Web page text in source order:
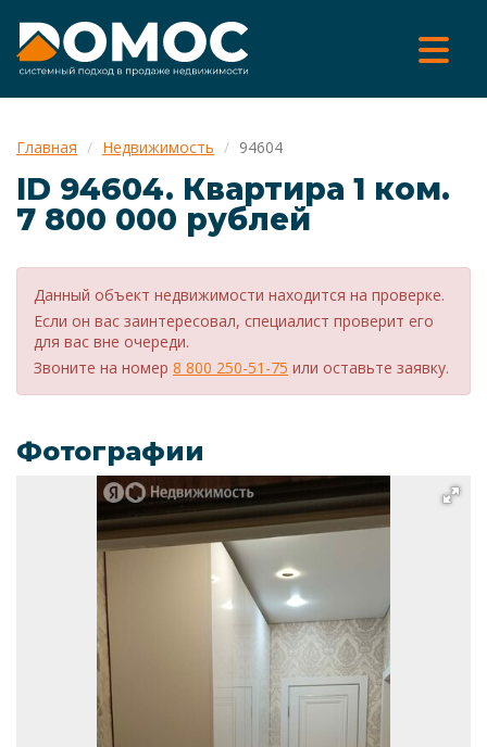
Главная Недвижимость 94604
ID 94604. Квартира 1 ком.
7 800 000 рублей
Данный объект недвижимости находится на проверке.
Если он вас заинтересовал, специалист проверит его
для вас вне очереди.
Звоните на номер 8 800 250-51-75 или оставьте заявку.
Фотографии